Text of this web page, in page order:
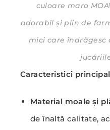
culoare maro
adorabil și plin de
mici care îndrăgesc
Caracteristici
Material moale și
de înaltă calitate,